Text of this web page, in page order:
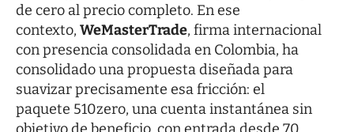
de cero al precio completo. En ese
contexto, WeMasterTrade, firma internacional
con presencia consolidada en Colombia, ha
consolidado una propuesta diseñada para
suavizar precisamente esa fricción: el
paquete 510zero, una cuenta instantánea sin